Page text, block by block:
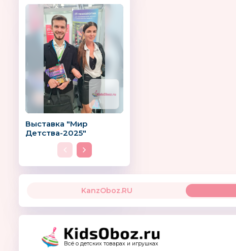
Выставка "Мир
Детства-2025"
KanzOboz.RU
Всё о детских товарах и игрушках